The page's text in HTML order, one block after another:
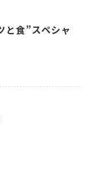
と食”スペシャ